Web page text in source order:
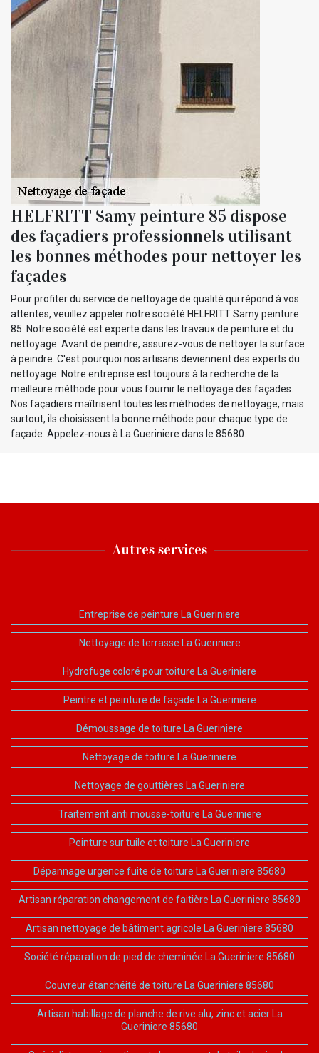
HELFRITT Samy peinture 85 dispose
des façadiers professionnels utilisant
les bonnes méthodes pour nettoyer les
façades
Pour profiter du service de nettoyage de qualité qui répond à vos
attentes, veuillez appeler notre société HELFRITT Samy peinture
85. Notre société est experte dans les travaux de peinture et du
nettoyage. Avant de peindre, assurez-vous de nettoyer la surface
à peindre. C'est pourquoi nos artisans deviennent des experts du
nettoyage. Notre entreprise est toujours à la recherche de la
meilleure méthode pour vous fournir le nettoyage des façades.
Nos façadiers maîtrisent toutes les méthodes de nettoyage, mais
surtout, ils choisissent la bonne méthode pour chaque type de
façade. Appelez-nous à La Gueriniere dans le 85680.
Autres services
Entreprise de peinture La Gueriniere
Nettoyage de terrasse La Gueriniere
Hydrofuge coloré pour toiture La Gueriniere
Peintre et peinture de façade La Gueriniere
Démoussage de toiture La Gueriniere
Nettoyage de toiture La Gueriniere
Nettoyage de gouttières La Gueriniere
Traitement anti mousse-toiture La Gueriniere
Peinture sur tuile et toiture La Gueriniere
Dépannage urgence fuite de toiture La Gueriniere 85680
Artisan réparation changement de faitière La Gueriniere 85680
Artisan nettoyage de bâtiment agricole La Gueriniere 85680
Société réparation de pied de cheminée La Gueriniere 85680
Couvreur étanchéité de toiture La Gueriniere 85680
Artisan habillage de planche de rive alu, zinc et acier La
Gueriniere 85680